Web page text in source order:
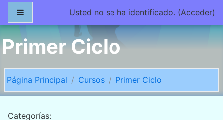
Salta al contenido principal
Panel lateralUsted no se ha identificado. (Acceder)
Primer Ciclo
Página Principal Cursos Primer Ciclo
Categorías: